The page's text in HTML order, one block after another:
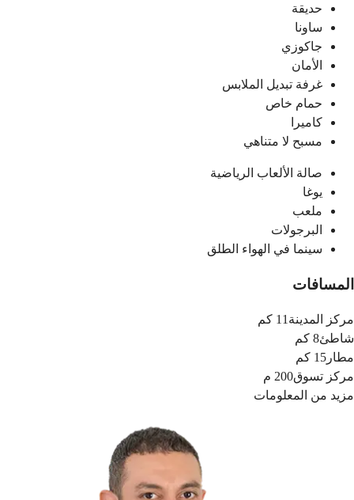
حديقة
ساونا
جاكوزي
الأمان
غرفة تبديل الملابس
حمام خاص
كاميرا
مسبح لا متناهي
صالة الألعاب الرياضية
يوغا
ملعب
البرجولات
سينما في الهواء الطلق
المسافات
مركز المدينة 11 كم
شاطئ8 كم
مطار 15 كم
مركز تسوق200 م
مزيد من المعلومات